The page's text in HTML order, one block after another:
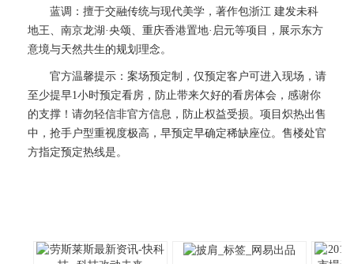
蓝调：擅于交融传统与现代美学，著作包浙江 建发未科
地王、南京龙湖·央颂、重庆香港置地·启元等项目，展示东方
意境与天然共生的规划理念。
官方温馨提示：案场预定制，仅预定客户可进入现场，请
至少提早1小时预定看房，防止带来欠好的看房体会，感谢你
的支撑！请勿轻信非官方信息，防止权益受损。项目炽热出售
中，抢手户型重视度极高，早预定早确定稀缺座位。售楼处官
方指定预定热线是。